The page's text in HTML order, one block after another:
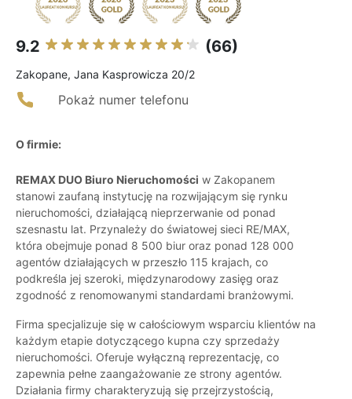
9.2 (66)
Zakopane, Jana Kasprowicza 20/2
Pokaż numer telefonu
O firmie:
REMAX DUO Biuro Nieruchomości w Zakopanem
stanowi zaufaną instytucję na rozwijającym się rynku
nieruchomości, działającą nieprzerwanie od ponad
szesnastu lat. Przynależy do światowej sieci RE/MAX,
która obejmuje ponad 8 500 biur oraz ponad 128 000
agentów działających w przeszło 115 krajach, co
podkreśla jej szeroki, międzynarodowy zasięg oraz
zgodność z renomowanymi standardami branżowymi.
Firma specjalizuje się w całościowym wsparciu klientów na
każdym etapie dotyczącego kupna czy sprzedaży
nieruchomości. Oferuje wyłączną reprezentację, co
zapewnia pełne zaangażowanie ze strony agentów.
Działania firmy charakteryzują się przejrzystością,